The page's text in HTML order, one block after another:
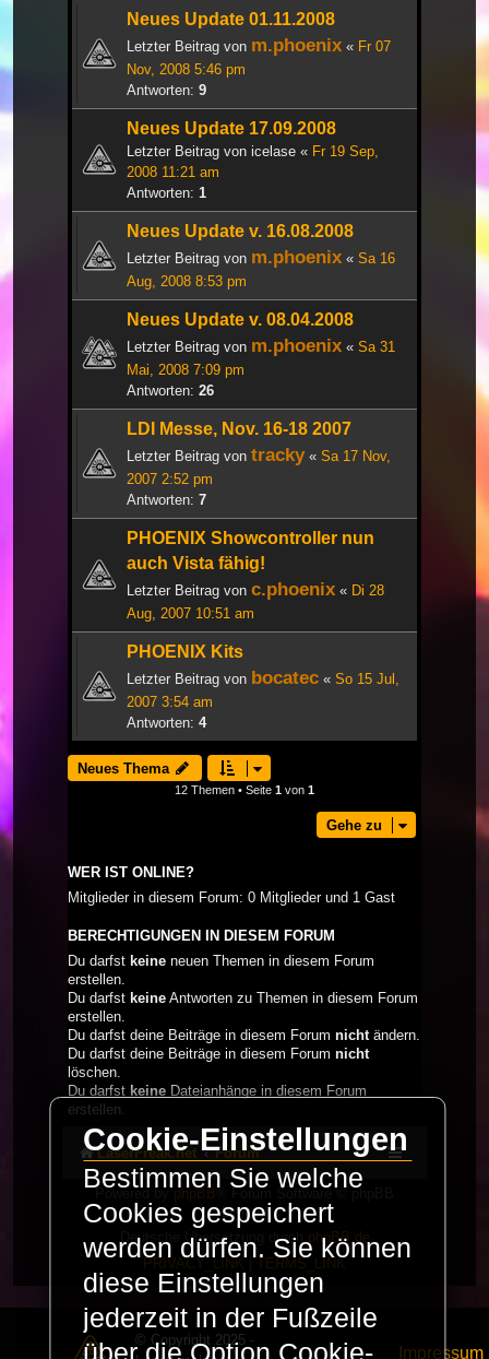
Neues Update 01.11.2008
Letzter Beitrag von m.phoenix « Fr 07
Nov, 2008 5:46 pm
Antworten: 9
Neues Update 17.09.2008
Letzter Beitrag von icelase « Fr 19 Sep,
2008 11:21 am
Antworten: 1
Neues Update v. 16.08.2008
Letzter Beitrag von m.phoenix « Sa 16
Aug, 2008 8:53 pm
Neues Update v. 08.04.2008
Letzter Beitrag von m.phoenix « Sa 31
Mai, 2008 7:09 pm
Antworten: 26
LDI Messe, Nov. 16-18 2007
Letzter Beitrag von tracky« Sa 17 Nov,
2007 2:52 pm
Antworten: 7
PHOENIX Showcontroller nun
auch Vista fähig!
Letzter Beitrag von c.phoenix « Di 28
Aug, 2007 10:51 am
PHOENIX Kits
Letzter Beitrag von bocatec « So 15 Jul,
2007 3:54 am
Antworten: 4
Neues Thema
12 Themen • Seite 1 von 1
Gehe zu
WER IST ONLINE?
Mitglieder in diesem Forum: 0 Mitglieder und 1 Gast
BERECHTIGUNGEN IN DIESEM FORUM
Du darfst keine neuen Themen in diesem Forum
erstellen.
Du darfst keine Antworten zu Themen in diesem Forum
erstellen.
Du darfst deine Beiträge in diesem Forum nichtändern.
Du darfst deine Beiträge in diesem Forum nicht
löschen.
Du darfst keine Dateianhänge in diesem Forum
erstellen.
LaserFreak.net Forum
phpBB
Limited
Deutsche Übersetzung durch phpBB.de
PRIVACY_LINK
TERMS_LINK
© Copyright 2025 -
Impressum
Cookie-Einstellungen
Bestimmen Sie welche
Cookies gespeichert
werden dürfen. Sie können
diese Einstellungen
jederzeit in der Fußzeile
über die Option Cookie-